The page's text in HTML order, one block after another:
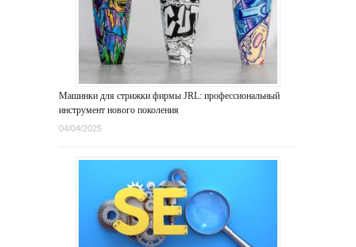
Машинки для стрижки фирмы JRL: профессиональный
инструмент нового поколения
04/04/2025